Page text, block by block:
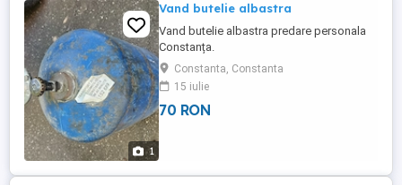
1
Vand butelie albastra
Vand butelie albastra predare personala
Constanța.
Constanta, Constanta
15 iulie
70 RON